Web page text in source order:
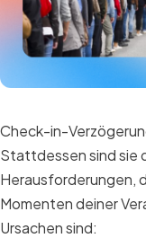
Check-in-
Stattdessen sind sie
Herausforderungen,
Momenten deiner
Ursachen sind: